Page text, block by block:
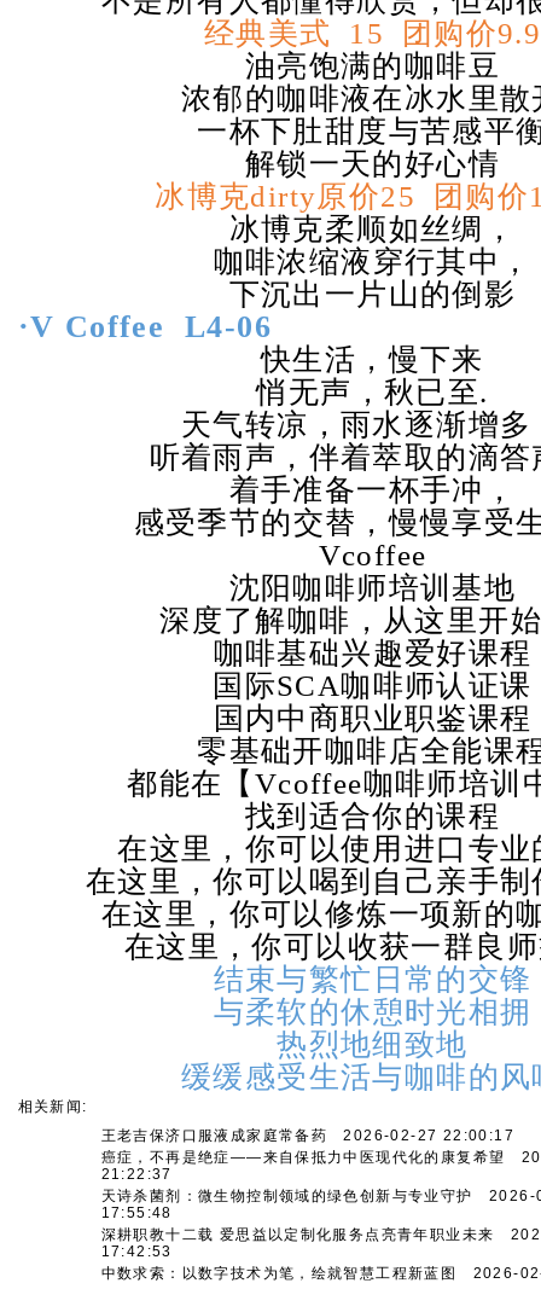
经典美式
15 团购价9.9
油亮饱满的咖啡豆
浓郁的咖啡液在冰水里散
一杯下肚甜度与苦感平
解锁一天的好心情
冰博克dirty原价25 团购价
冰博克柔顺如丝绸，
咖啡浓缩液穿行其中，
下沉出一片山的倒影
·V Coffee L4-06
快生活，慢下来
悄无声，秋已至.
天气转凉，雨水逐渐增多
听着雨声，伴着萃取的滴答
着手准备一杯手冲，
感受季节的交替，慢慢享受
Vcoffee
沈阳咖啡师培训基地
深度了解咖啡，从这里开
咖啡基础兴趣爱好课程
国际SCA咖啡师认证课
国内中商职业职鉴课程
零基础开咖啡店全能课
都能在【 Vcoffee咖啡师培训
找到适合你的课程
在这里，你可以使用进口专业
在这里，你可以喝到自己亲手制
在这里，你可以修炼一项新的
在这里，你可以收获一群良
结束与繁忙日常的交锋
与柔软的休憩时光相拥
热烈地细致地
缓缓感受生活与咖啡的风
相关新闻:
王老吉保济口服液成家庭常备药 2026-02-27 22:00:17
癌症，不再是绝症——来自保抵力中医现代化的康复希望
21:22:37
天诗杀菌剂：微生物控制领域的绿色创新与专业守护
2026-
17:55:48
深耕职教十二载 爱思益以定制化服务点亮青年职业未来
17:42:53
中数求索：以数字技术为笔，绘就智慧工程新蓝图
2026-